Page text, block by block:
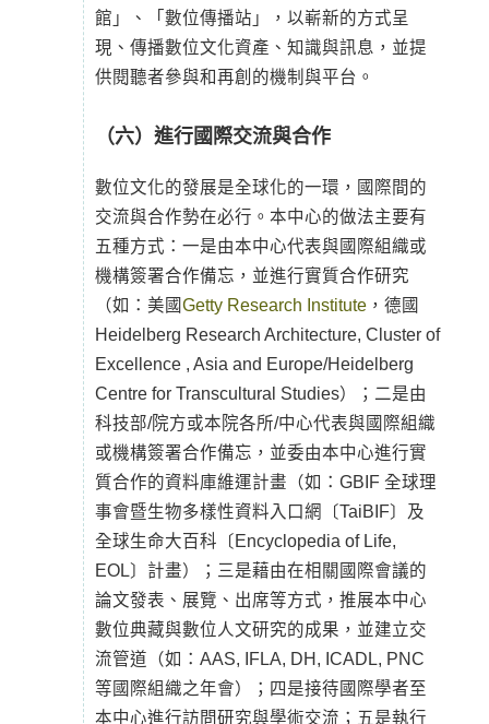
館」、「數位傳播站」，以嶄新的方式呈
現、傳播數位文化資產、知識與訊息，並提
供閱聽者參與和再創的機制與平台。
（六）進行國際交流與合作
數位文化的發展是全球化的一環，國際間的
交流與合作勢在必行。本中心的做法主要有
五種方式：一是由本中心代表與國際組織或
機構簽署合作備忘，並進行實質合作研究
（如：美國Getty Research Institute，德國
Heidelberg Research Architecture, Cluster of
Excellence , Asia and Europe/Heidelberg
Centre for Transcultural Studies）；二是由
科技部/院方或本院各所/中心代表與國際組織
或機構簽署合作備忘，並委由本中心進行實
質合作的資料庫維運計畫（如：GBIF 全球理
事會暨生物多樣性資料入口網〔TaiBIF〕及
全球生命大百科〔Encyclopedia of Life,
EOL〕計畫）；三是藉由在相關國際會議的
論文發表、展覽、出席等方式，推展本中心
數位典藏與數位人文研究的成果，並建立交
流管道（如：AAS, IFLA, DH, ICADL, PNC
等國際組織之年會）；四是接待國際學者至
本中心進行訪問研究與學術交流；五是執行